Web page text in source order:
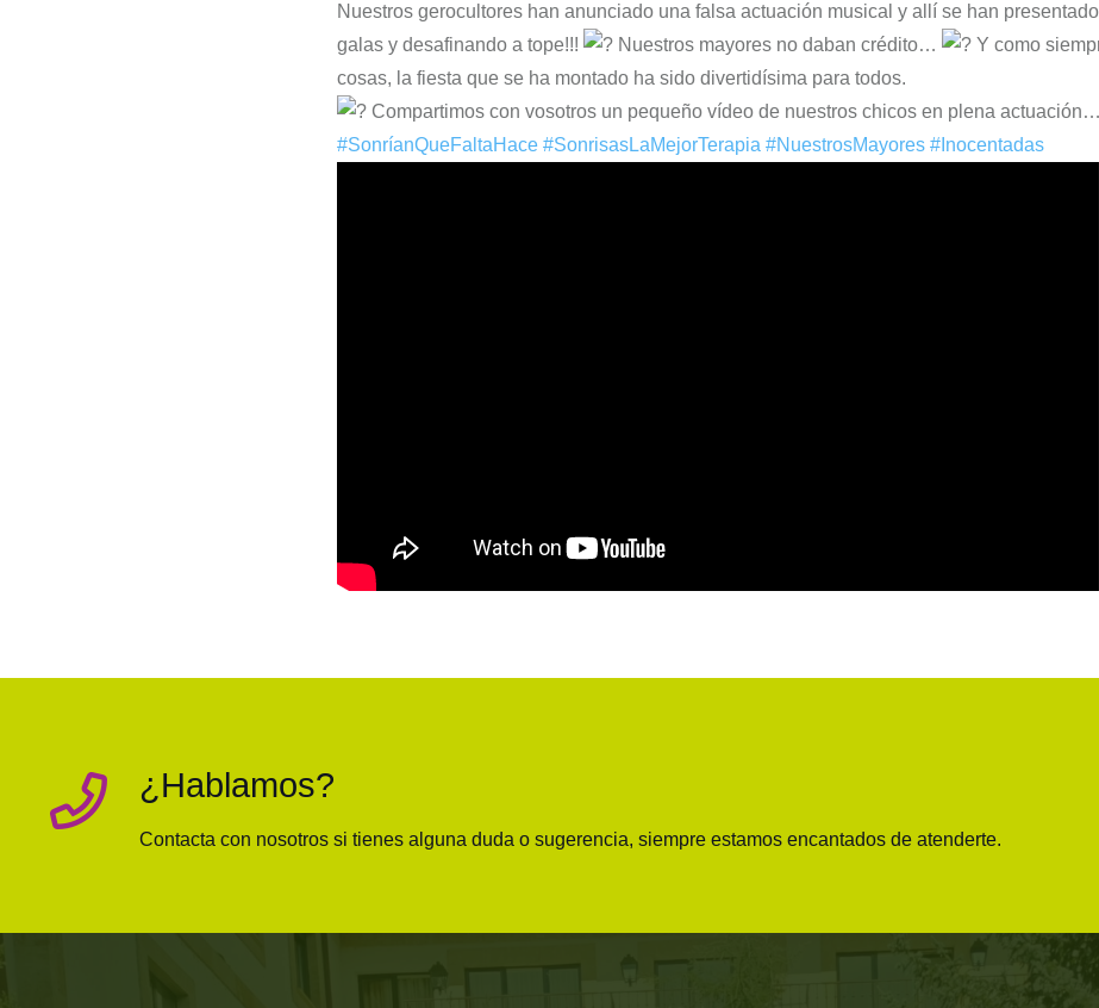
Nuestros gerocultores han anunciado una falsa actuación musical y allí se han
galas y desafinando a tope!!!
Nuestros mayores no daban crédito…
Y como
cosas, la fiesta que se ha montado ha sido divertidísima para todos.
Compartimos con vosotros un pequeño vídeo de nuestros chicos en plena actuación…
#SonríanQueFaltaHace #SonrisasLaMejorTerapia #NuestrosMayores #Inocentadas
¿Hablamos?
Contacta con nosotros si tienes alguna duda o sugerencia, siempre estamos encantados de atenderte.